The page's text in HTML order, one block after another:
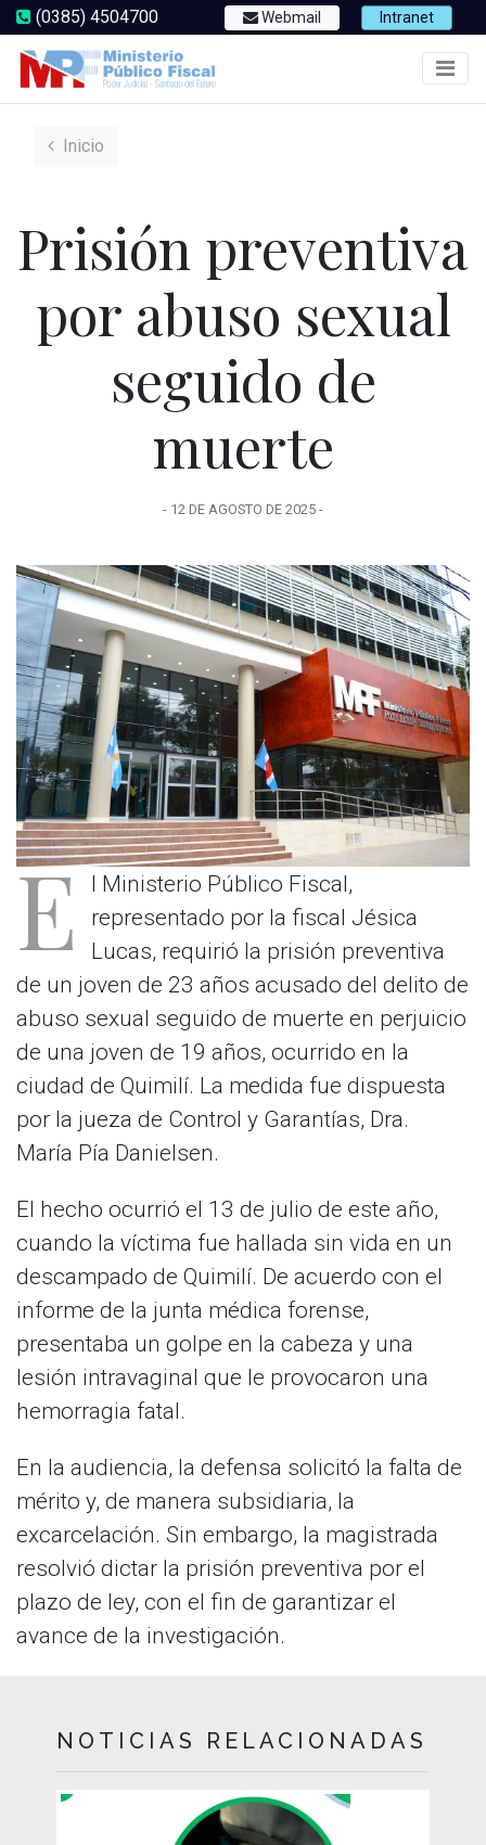
(0385) 4504700 Webmail Intranet
Inicio
Prisión preventiva
por abuso sexual
seguido de
muerte
- 12 DE AGOSTO DE 2025 -
E l Ministerio Público Fiscal,
representado por la fiscal Jésica
Lucas, requirió la prisión preventiva
de un joven de 23 años acusado del delito de
abuso sexual seguido de muerte en perjuicio
de una joven de 19 años, ocurrido en la
ciudad de Quimilí. La medida fue dispuesta
por la jueza de Control y Garantías, Dra.
María Pía Danielsen.
El hecho ocurrió el 13 de julio de este año,
cuando la víctima fue hallada sin vida en un
descampado de Quimilí. De acuerdo con el
informe de la junta médica forense,
presentaba un golpe en la cabeza y una
lesión intravaginal que le provocaron una
hemorragia fatal.
En la audiencia, la defensa solicitó la falta de
mérito y, de manera subsidiaria, la
excarcelación. Sin embargo, la magistrada
resolvió dictar la prisión preventiva por el
plazo de ley, con el fin de garantizar el
avance de la investigación.
NOTICIAS RELACIONADAS